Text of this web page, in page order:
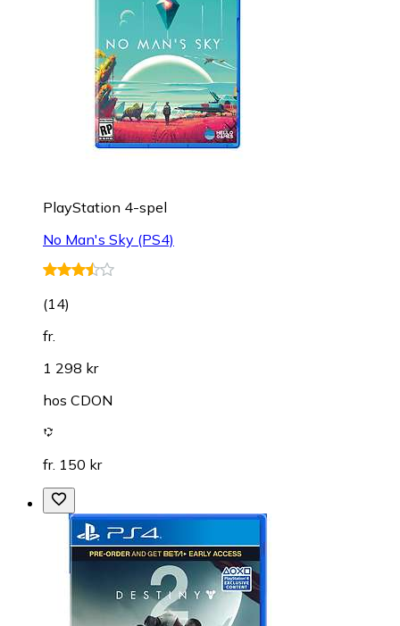
PlayStation 4-spel
No Man's Sky (PS4)
(14)
fr.
1 298 kr
hos CDON
fr. 150 kr